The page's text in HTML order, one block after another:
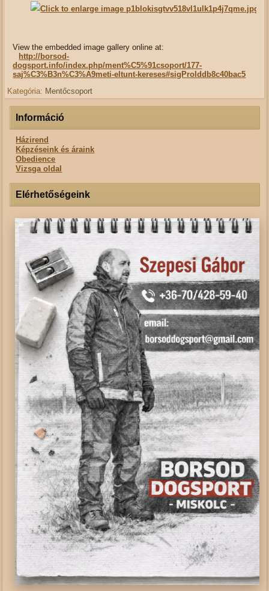
View the embedded image gallery online at:
http://borsod-
dogsport.info/index.php/ment%C5%91csoport/177-
saj%C3%B3n%C3%A9meti-eltunt-kereses#sigProIddb8c40bac5
Kategória: Mentőcsoport
Információ
Házirend
Képzéseink és áraink
Obedience
Vizsga oldal
Elérhetőségeink